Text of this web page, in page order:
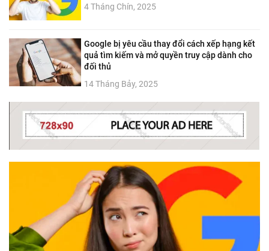
4 Tháng Chín, 2025
Google bị yêu cầu thay đổi cách xếp hạng kết
quả tìm kiếm và mở quyền truy cập dành cho
đối thủ
14 Tháng Bảy, 2025